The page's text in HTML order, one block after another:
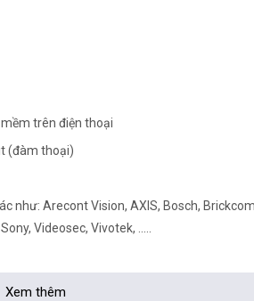
trên điện thoại
(đàm thoại)
như: Arecont Vision, AXIS, Bosch,
Videosec, Vivotek, .....
nơi:TẠI ĐÂY
Xem thêm